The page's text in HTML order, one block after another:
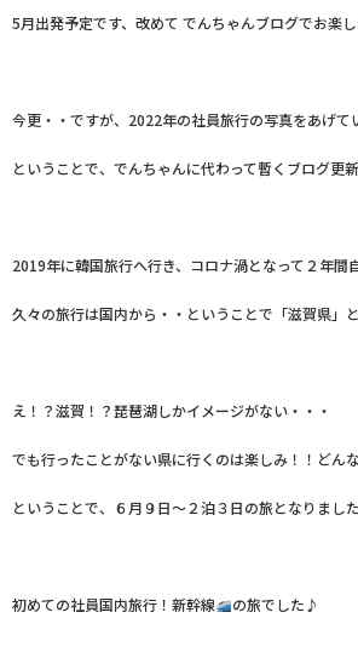
5月出発予定です、改めて でんちゃんブログでお楽
今更・・ですが、2022年の社員旅行の写真をあげて
ということで、でんちゃんに代わって暫くブログ更
2019年に韓国旅行へ行き、コロナ渦となって２年間
久々の旅行は国内から・・ということで「滋賀県」と
え！？滋賀！？琵琶湖しかイメージがない・・・
でも行ったことがない県に行くのは楽しみ！！どん
ということで、６月９日～２泊３日の旅となりました
初めての社員国内旅行！新幹線 の旅でした♪